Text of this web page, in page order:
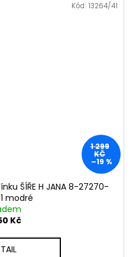
1 299
KČ
–19 %
ŠÍŘE H JANA 8-27270-
modré
Kč
Kód: 13264/41